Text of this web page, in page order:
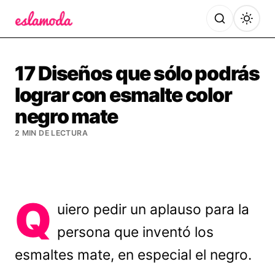
17 Diseños que sólo podrás
lograr con esmalte color
negro mate
2 MIN DE LECTURA
Q uiero pedir un aplauso para la
persona que inventó los
esmaltes mate, en especial el negro.